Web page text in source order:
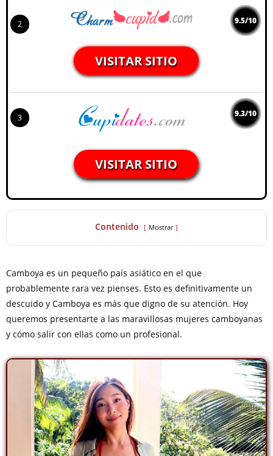
2 9.5/10
VISITAR SITIO
3 9.3/10
VISITAR SITIO
Contenido Mostrar
Camboya es un pequeño país asiático en el que
probablemente rara vez pienses. Esto es definitivamente un
descuido y Camboya es más que digno de su atención. Hoy
queremos presentarte a las maravillosas mujeres camboyanas
y cómo salir con ellas como un profesional.